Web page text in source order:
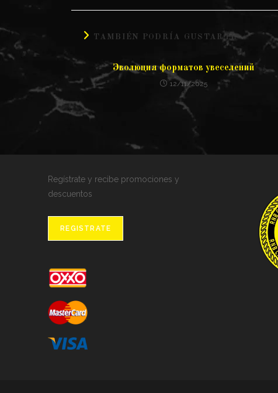
TAMBIÉN PODRÍA GUSTARTE
Эволюция форматов увеселений
12/11/2025
Regístrate y recibe promociones y
descuentos